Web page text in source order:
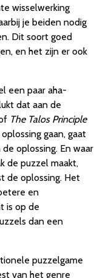
wisselwerking
je beiden nodig
Dit soort goed
en het zijn er ook
een paar aha-
dat aan de
The Talos Principle
gaan, gaat
oplossing. En waar
de puzzel maakt,
de oplossing. Het
en
is op de
dan een
puzzelgame
van het genre